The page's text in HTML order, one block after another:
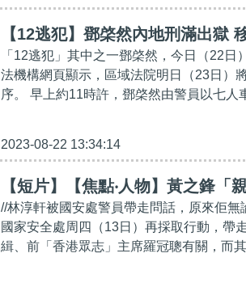
【12逃犯】鄧棨然內地刑滿出獄
「12逃犯」其中之一鄧棨然，今日（22
法機構網頁顯示，區域法院明日（23日）
序。 早上約11時許，鄧棨然由警員以七人
2023-08-22 13:34:14
【短片】【焦點‧人物】黃之鋒
//林淳軒被國安處警員帶走問話，原來佢
國家安全處周四（13日）再採取行動，帶
緝、前「香港眾志」主席羅冠聰有關，而